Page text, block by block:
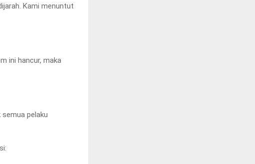
Kami menuntut
ini hancur, maka
pelaku